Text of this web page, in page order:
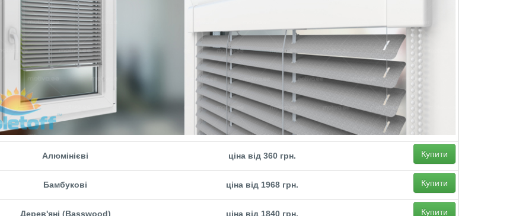
Алюмінієві ціна від 360 грн. Купити
Бамбукові ціна від 1968 грн. Купити
Дерев'яні (Basswood) ціна від 1840 грн. Купити